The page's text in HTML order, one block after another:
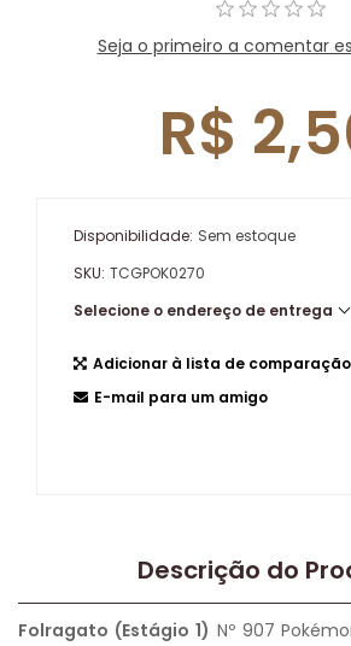
Seja o primeiro a comentar
R$
Disponibilidade: Sem estoque
SKU: TCGPOK0270
Selecione o endereço de entrega
Adicionar à lista de comparação
E-mail para um amigo
Descrição do
Folragato (Estágio 1) Nº 907